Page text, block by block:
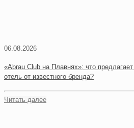
06.08.2026
«Abrau Club на Плавнях»: что
отель от известного бренда?
Читать далее